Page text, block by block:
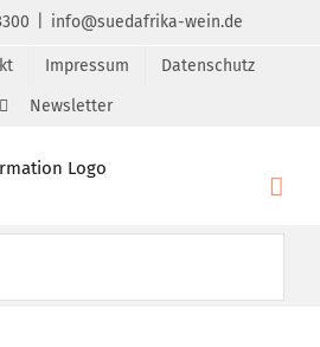
info@suedafrika-wein.de
Impressum
Datenschutz
Newsletter